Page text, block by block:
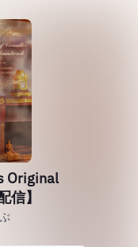
Original
】